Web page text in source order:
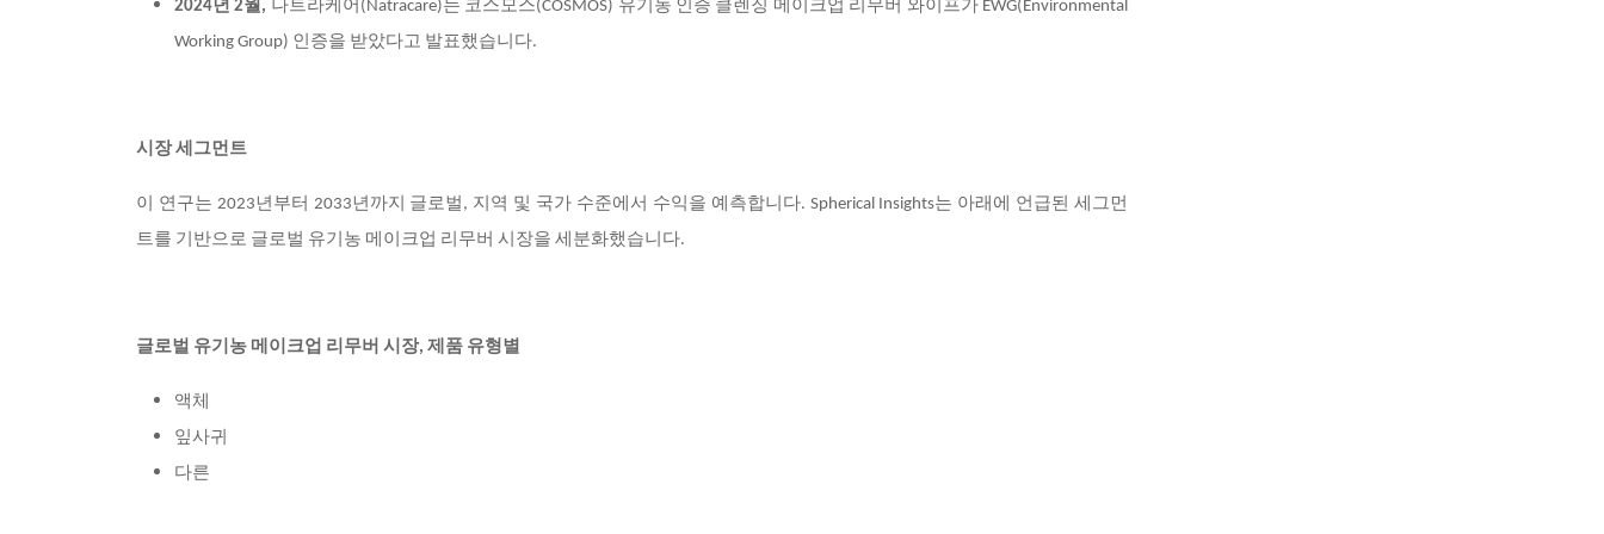
2024년 2월, 나트라케어(Natracare)는 코스모스(COSMOS) 유기농 인증 클렌징 메이크업 리무버 와이프가 EWG(Environmental
Working Group) 인증을 받았다고 발표했습니다.
시장 세그먼트
이 연구는 2023년부터 2033년까지 글로벌, 지역 및 국가 수준에서 수익을 예측합니다. Spherical Insights는 아래에 언급된 세그먼
트를 기반으로 글로벌 유기농 메이크업 리무버 시장을 세분화했습니다.
글로벌 유기농 메이크업 리무버 시장, 제품 유형별
액체
잎사귀
다른